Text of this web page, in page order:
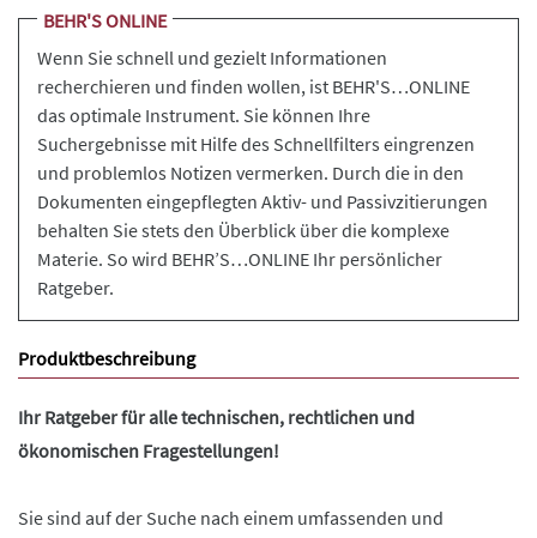
BEHR'S ONLINE
Wenn Sie schnell und gezielt Informationen
recherchieren und finden wollen, ist BEHR'S…ONLINE
das optimale Instrument. Sie können Ihre
Suchergebnisse mit Hilfe des Schnellfilters eingrenzen
und problemlos Notizen vermerken. Durch die in den
Dokumenten eingepflegten Aktiv- und Passivzitierungen
behalten Sie stets den Überblick über die komplexe
Materie. So wird BEHR’S…ONLINE Ihr persönlicher
Ratgeber.
Produktbeschreibung
Ihr Ratgeber für alle technischen, rechtlichen und
ökonomischen Fragestellungen!
Sie sind auf der Suche nach einem umfassenden und